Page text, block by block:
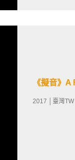
《擬音》
2017 │臺灣